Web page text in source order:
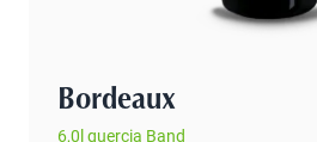
Bordeaux
6,0l quercia Band